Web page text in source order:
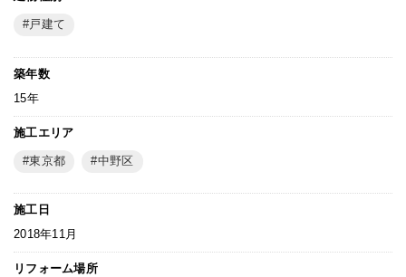
戸建て
築年数
15年
施工エリア
東京都 中野区
施工日
2018年11月
リフォーム場所